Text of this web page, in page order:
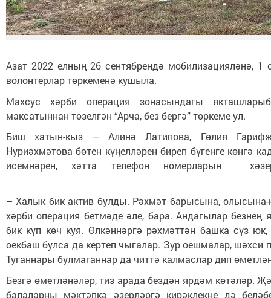
Азат 2022 елның 26 сентябрендә мобилизацияләнә,
волонтерлар төркеменә кушыла.
Махсус хәрби операция зонасындагы
максатыннан төзелгән “Арча, без бергә” төркеме ул.
Биш хатын-кыз – Алинә Латипова, Гөлия
Нуриәхмәтова бөтен күңелләрен биреп бүгенге
исемнәрен, хәтта телефон номерларын
– Халык бик актив булды. Рәхмәт барысына, олысына-
хәрби операция бетмәде әле, бара. Андагылар безнең
бик күп көч куя. Өлкәннәргә рәхмәттән башка сүз
оекбаш булса да кертеп чыгалар. Зур оешмалар, шәхси
Туганнары булмаганнар да читтә калмаслар дип
Безгә өметләнәләр, тиз арада бездән ярдәм көтәләр.
балаларны мәктәпкә әзерләргә кирәклекне дә